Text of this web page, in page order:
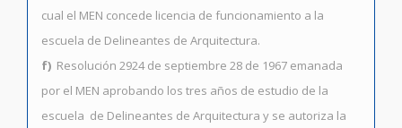
cual el MEN concede licencia de funcionamiento a la
escuela de Delineantes de Arquitectura.
f) Resolución 2924 de septiembre 28 de 1967 emanada
por el MEN aprobando los tres años de estudio de la
escuela de Delineantes de Arquitectura y se autoriza la